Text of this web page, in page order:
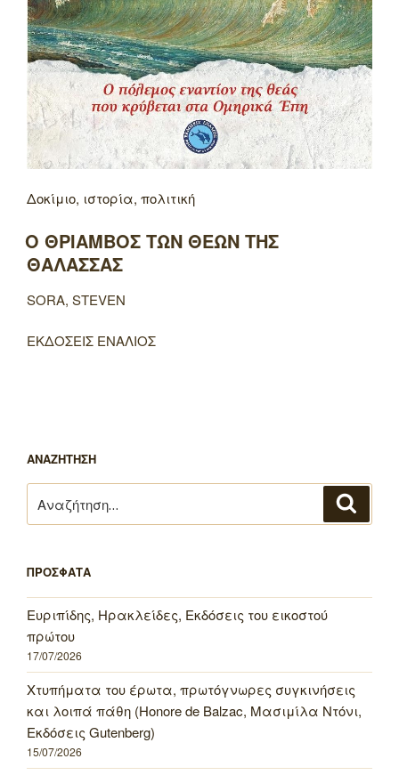
Δοκίμιο, ιστορία, πολιτική
Ο ΘΡΙΑΜΒΟΣ ΤΩΝ ΘΕΩΝ ΤΗΣ
ΘΑΛΑΣΣΑΣ
SORA, STEVEN
ΕΚΔΟΣΕΙΣ ΕΝΑΛΙΟΣ
ΑΝΑΖΗΤΗΣΗ
για:
ΠΡΟΣΦΑΤΑ
Ευριπίδης, Ηρακλείδες, Εκδόσεις του εικοστού
πρώτου
17/07/2026
Χτυπήματα του έρωτα, πρωτόγνωρες συγκινήσεις
και λοιπά πάθη (Honore de Balzac, Μασιμίλα Ντόνι,
Εκδόσεις Gutenberg)
15/07/2026